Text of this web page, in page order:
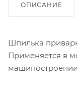
ОПИСАНИЕ
Шпилька
Применяется в
машиностроении